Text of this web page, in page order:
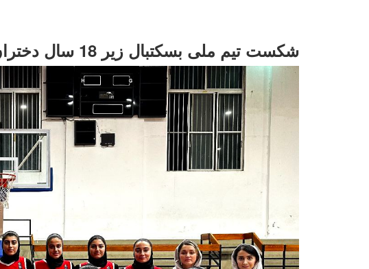
شکست تیم ملی بسکتبال زیر 18 سال دختران ایران مقابل تیم D2 لبنان